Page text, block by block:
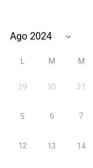
L M M
29 30 31
5 6 7
12 13 14